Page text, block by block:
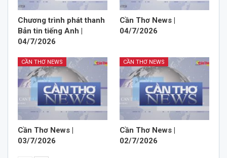
Chương trình phát thanh
Bản tin tiếng Anh |
04/7/2026
Cần Thơ News |
04/7/2026
CẦN THƠ NEWS
Cần Thơ News |
03/7/2026
CẦN THƠ NEWS
Cần Thơ News |
02/7/2026